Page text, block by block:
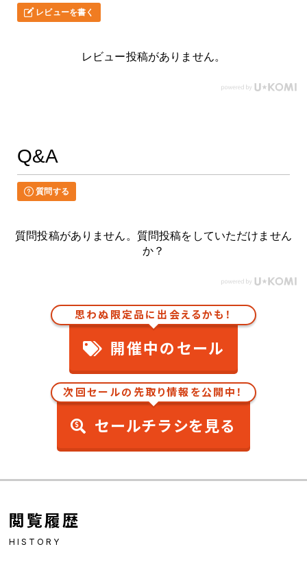
レビューを書く
レビュー投稿がありません。
Q&A
質問する
質問投稿がありません。質問投稿をしていただけません
か？
思わぬ限定品に出会えるかも！
開催中のセール
次回セールの先取り情報を公開中！
セールチラシを見る
閲覧履歴
HISTORY